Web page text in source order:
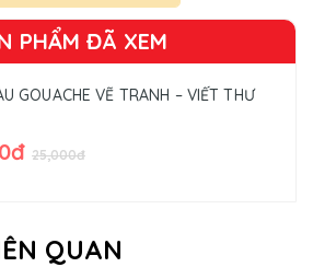
PHẨM ĐÃ XEM
GOUACHE VẼ TRANH – VIẾT THƯ
25,000đ
QUAN